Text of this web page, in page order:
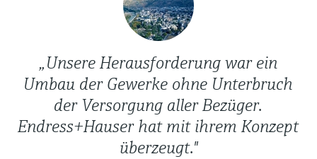
„Unsere Herausforderung war ein
Umbau der Gewerke ohne Unterbruch
der Versorgung aller Bezüger.
Endress+Hauser hat mit ihrem Konzept
überzeugt."